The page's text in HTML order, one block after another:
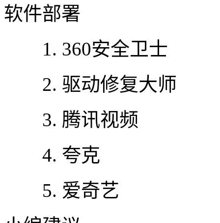
软件部署
1. 360安全卫士
2. 驱动修复大师
3. 腾讯视频
4. 夸克
5. 爱奇艺